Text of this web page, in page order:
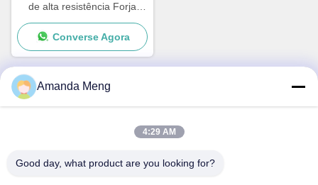
de alta resistência Forja
galvanizada de liga de
alumínio
Converse Agora
Rm. 1010, Edifício D, Praça Taihua Longqi, Distrito de
Amanda Meng
4:29 AM
Good day, what product are you looking for?